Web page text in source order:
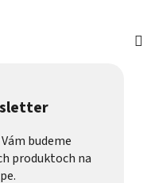
budeme
produktoch na